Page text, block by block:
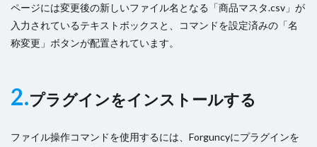
ページには変更後の新しいファイル名となる「商品マスタ.csv」が
入力されているテキストボックスと、コマンドを設定済みの「名
称変更」ボタンが配置されています。
2.プラグインをインストールする
ファイル操作コマンドを使用するには、Forguncyにプラグインを